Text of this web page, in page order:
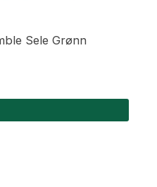
Sele Grønn